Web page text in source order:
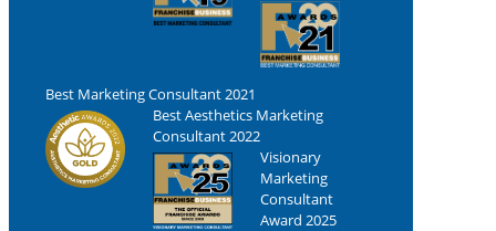
Best Marketing Consultant 2021
Best Aesthetics Marketing
Consultant 2022
Visionary
Marketing
Consultant
Award 2025